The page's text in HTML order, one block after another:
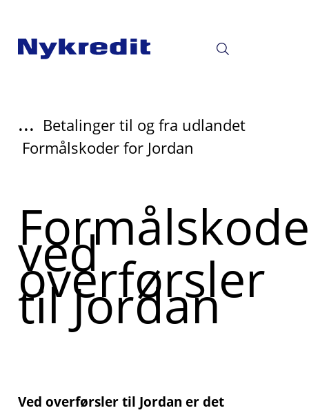
... Betalinger til og fra udlandet
Formålskoder for Jordan
ved
overførsler
til Jordan
Ved overførsler til Jordan er det